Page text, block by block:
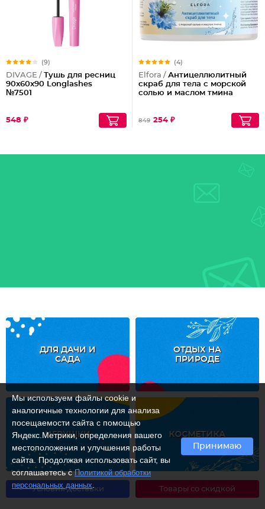
(9)
DIVAGE / Тушь для ресниц
90x60x90 Longlashes
№7501
548 ₽
(4)
Elfora / Антицеллюлитный
скраб для тела с морской
солью и маслом тмина
849 254 ₽
ДЛЯ ДАЧИ И
САДА
ОТДЫХ НА
ПРИРОДЕ
ИГРУШКИ КОСМЕТИКА
Условия доставки Товары со скидкой
Мы используем файлы cookie и
аналогичные технологии для анализа
посещаемости сайта с помощью
Яндекс.Метрики, определения вашего
местоположения и улучшения работы
сайта. Продолжая использовать сайт, вы
соглашаетесь сПолитикой обработки
персональных данных
Принимаю